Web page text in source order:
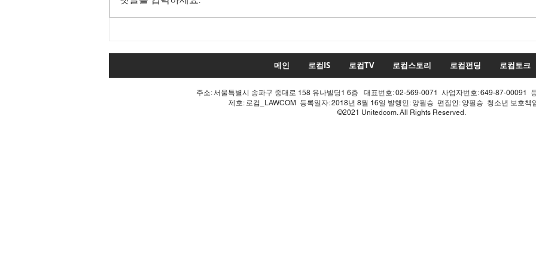
깨진 개헌의 꿈
개헌', 의장 실언 한 방에 완전
침몰!
'제
몰
메인 로컴IS 로컴TV 로컴스토리 로컴펀딩 로컴토크
주소: 서울특별시 송파구 중대로 158 유나빌딩1 6층 대표번호: 02-569-0071 사업자번호: 649-87-00091
제호: 로컴_LAWCOM 등록일자: 2018년 8월 16일 발행인: 양필승 편집인: 양필승 청소년 보호
©2021 Unitedcom. All Rights Reserved.